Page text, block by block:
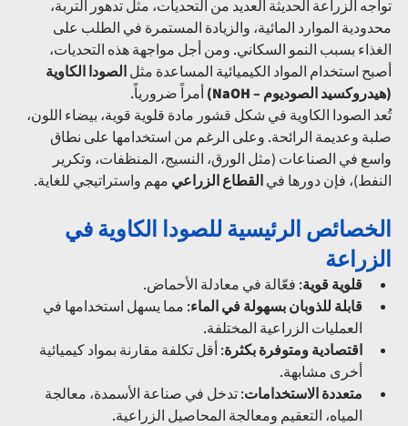
تواجه الزراعة الحديثة العديد من التحديات، مثل تدهور التربة،
محدودية الموارد المائية، والزيادة المستمرة في الطلب على
الغذاء بسبب النمو السكاني. ومن أجل مواجهة هذه التحديات،
أصبح استخدام المواد الكيميائية المساعدة مثل الصودا الكاوية
(هيدروكسيد الصوديوم – NaOH)
أمراً ضرورياً.
تُعد الصودا الكاوية في شكل قشور مادة قلوية قوية، بيضاء اللون،
صلبة وعديمة الرائحة. وعلى الرغم من استخدامها على نطاق
واسع في الصناعات (مثل الورق، النسيج، المنظفات، وتكرير
النفط)، فإن دورها في القطاع الزراعي مهم واستراتيجي للغاية.
الخصائص الرئيسية للصودا الكاوية في
الزراعة
قلوية قوية: فعّالة في معادلة الأحماض.
قابلة للذوبان بسهولة في الماء: مما يسهل استخدامها في
العمليات الزراعية المختلفة.
اقتصادية ومتوفرة بكثرة: أقل تكلفة مقارنة بمواد كيميائية
أخرى مشابهة.
متعددة الاستخدامات: تدخل في صناعة الأسمدة، معالجة
المياه، التعقيم ومعالجة المحاصيل الزراعية.